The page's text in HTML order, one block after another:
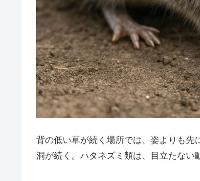
背の低い草が続く場所では、姿よりも先
洞が続く。ハタネズミ類は、目立たない